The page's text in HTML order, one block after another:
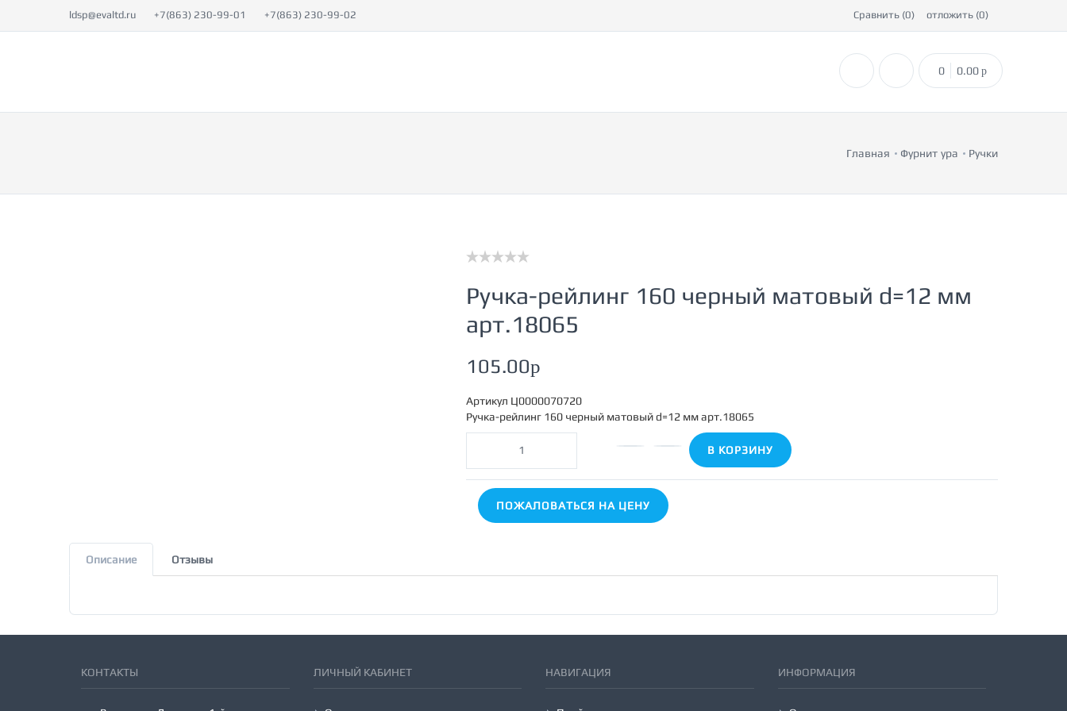
ldsp@evaltd.ru +7(863) 230-99-01 +7(863) 230-99-02 Сравнить (0) отложить (0)
0 0.00 p
Главная Фурнитура Ручки
Ручка-рейлинг 160 черный матовый d=12 мм
арт.18065
105.00p
Артикул Ц0000070720
Ручка-рейлинг 160 черный матовый d=12 мм арт.18065
В КОРЗИНУ
ПОЖАЛОВАТЬСЯ НА ЦЕНУ
Описание Отзывы
КОНТАКТЫ ЛИЧНЫЙ КАБИНЕТ НАВИГАЦИЯ ИНФОРМАЦИЯ